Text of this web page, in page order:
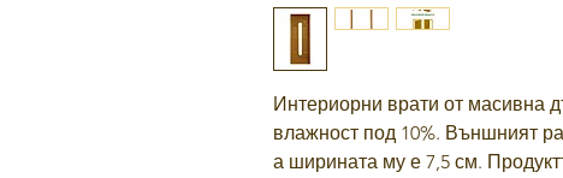
Интериорни врати от масивна
влажност под 10%. Външният
а ширината му е 7,5 см.